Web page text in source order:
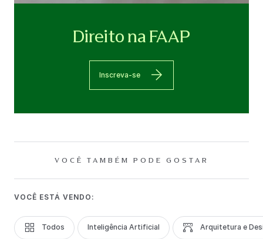
Direito na FAAP
Inscreva-se
VOCÊ TAMBÉM PODE GOSTAR
VOCÊ ESTÁ VENDO:
Todos Inteligência Artificial Arquitetura e